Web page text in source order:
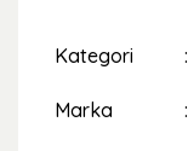
Kategori
Marka